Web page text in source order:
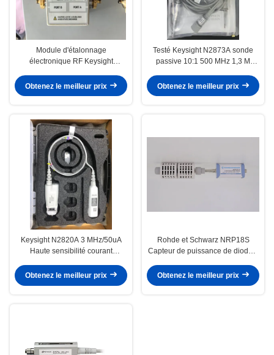
Module d'étalonnage
électronique RF Keysight
3,5 mm pour analyseurs de
réseau vectoriels
Obtenez le meilleur prix
Testé Keysight N2873A sonde
passive 10:1 500 MHz 1,3 M
Obtenez le meilleur prix
Keysight N2820A 3 MHz/50uA
Haute sensibilité courant
2 canaux alimentée par batterie
Obtenez le meilleur prix
Rohde et Schwarz NRP18S
Capteur de puissance de diode à
Obtenez le meilleur prix